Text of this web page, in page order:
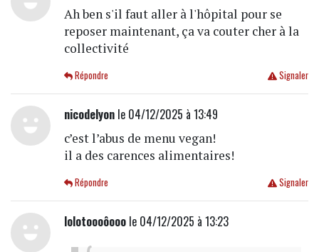
Ah ben s'il faut aller à l'hôpital pour se
reposer maintenant, ça va couter cher à la
collectivité
Signaler
Répondre
nicodelyonle 04/12/2025 à 13:49
c’est l’abus de menu vegan!
il a des carences alimentaires!
Signaler
Répondre
lolotoooôooole 04/12/2025 à 13:23